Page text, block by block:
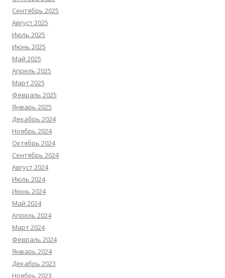
Сентябрь 2025
Август 2025
Июль 2025
Июнь 2025
Май 2025
Апрель 2025
Март 2025
Февраль 2025
Январь 2025
Декабрь 2024
Ноябрь 2024
Октябрь 2024
Сентябрь 2024
Август 2024
Июль 2024
Июнь 2024
Май 2024
Апрель 2024
Март 2024
Февраль 2024
Январь 2024
Декабрь 2023
Ноябрь 2023